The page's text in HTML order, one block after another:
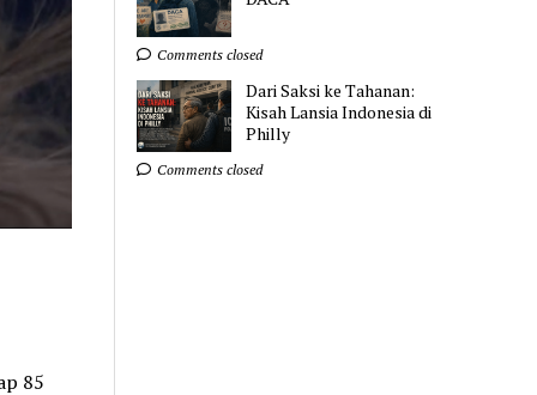
85
Comments closed
Dari Saksi ke Tahanan:
Kisah Lansia Indonesia di
Philly
Comments closed